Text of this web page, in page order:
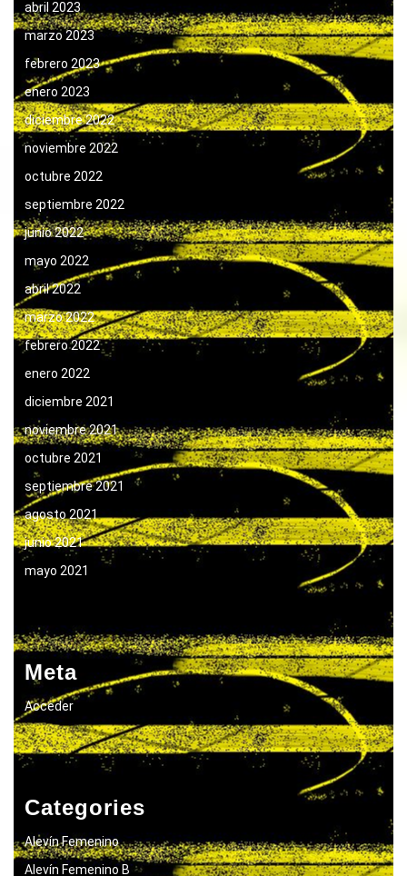
abril 2023
marzo 2023
febrero 2023
enero 2023
diciembre 2022
noviembre 2022
octubre 2022
septiembre 2022
junio 2022
mayo 2022
abril 2022
marzo 2022
febrero 2022
enero 2022
diciembre 2021
noviembre 2021
octubre 2021
septiembre 2021
agosto 2021
junio 2021
mayo 2021
Meta
Acceder
Categories
Alevín Femenino
Alevín Femenino B